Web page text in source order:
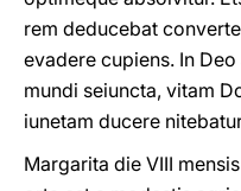
rem deducebat
evadere cupiens. In
mundi seiuncta, vitam
iunetam ducere
Margarita die VIII